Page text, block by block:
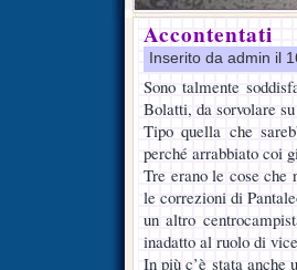
Accontentati
Inserito da admin il
Sono talmente
Bolatti, da sorvolare
Tipo quella che
perché arrabbiato coi
Tre erano le cose che
le correzioni di
un altro
inadatto al ruolo di
In più c’è stata anche